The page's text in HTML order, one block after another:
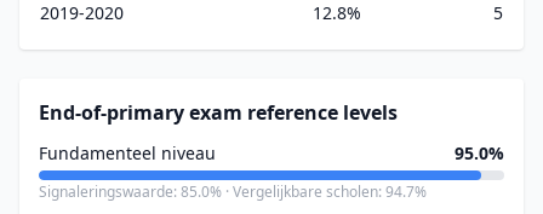
2019-2020
12.8% 5
End-of-primary exam reference levels
Fundamenteel niveau 95.0%
Signaleringswaarde: 85.0% · Vergelijkbare scholen: 94.7%